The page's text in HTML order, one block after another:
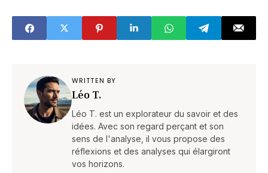
WRITTEN BY
Léo T.
Léo T. est un explorateur du savoir et des
idées. Avec son regard perçant et son
sens de l'analyse, il vous propose des
réflexions et des analyses qui élargiront
vos horizons.